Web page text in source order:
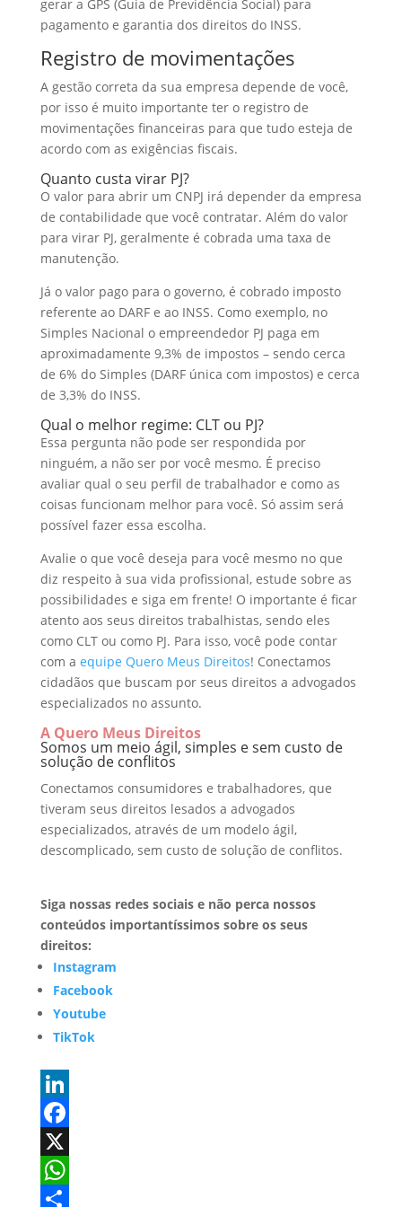
gerar a GPS (Guia de Previdência Social) para
pagamento e garantia dos direitos do INSS.
Registro de movimentações
A gestão correta da sua empresa depende de você,
por isso é muito importante ter o registro de
movimentações financeiras para que tudo esteja de
acordo com as exigências fiscais.
Quanto custa virar PJ?
O valor para abrir um CNPJ irá depender da empresa
de contabilidade que você contratar. Além do valor
para virar PJ, geralmente é cobrada uma taxa de
manutenção.
Já o valor pago para o governo, é cobrado imposto
referente ao DARF e ao INSS. Como exemplo, no
Simples Nacional o empreendedor PJ paga em
aproximadamente 9,3% de impostos – sendo cerca
de 6% do Simples (DARF única com impostos) e cerca
de 3,3% do INSS.
Qual o melhor regime: CLT ou PJ?
Essa pergunta não pode ser respondida por
ninguém, a não ser por você mesmo. É preciso
avaliar qual o seu perfil de trabalhador e como as
coisas funcionam melhor para você. Só assim será
possível fazer essa escolha.
Avalie o que você deseja para você mesmo no que
diz respeito à sua vida profissional, estude sobre as
possibilidades e siga em frente! O importante é ficar
atento aos seus direitos trabalhistas, sendo eles
como CLT ou como PJ. Para isso, você pode contar
com a equipe Quero Meus Direitos! Conectamos
cidadãos que buscam por seus direitos a advogados
especializados no assunto.
A Quero Meus Direitos
Somos um meio ágil, simples e sem custo de
solução de conflitos
Conectamos consumidores e trabalhadores, que
tiveram seus direitos lesados a advogados
especializados, através de um modelo ágil,
descomplicado, sem custo de solução de conflitos.
Siga nossas redes sociais e não perca nossos
conteúdos importantíssimos sobre os seus
direitos:
Instagram
Facebook
Youtube
TikTok
L
n
k
a
c
X
W